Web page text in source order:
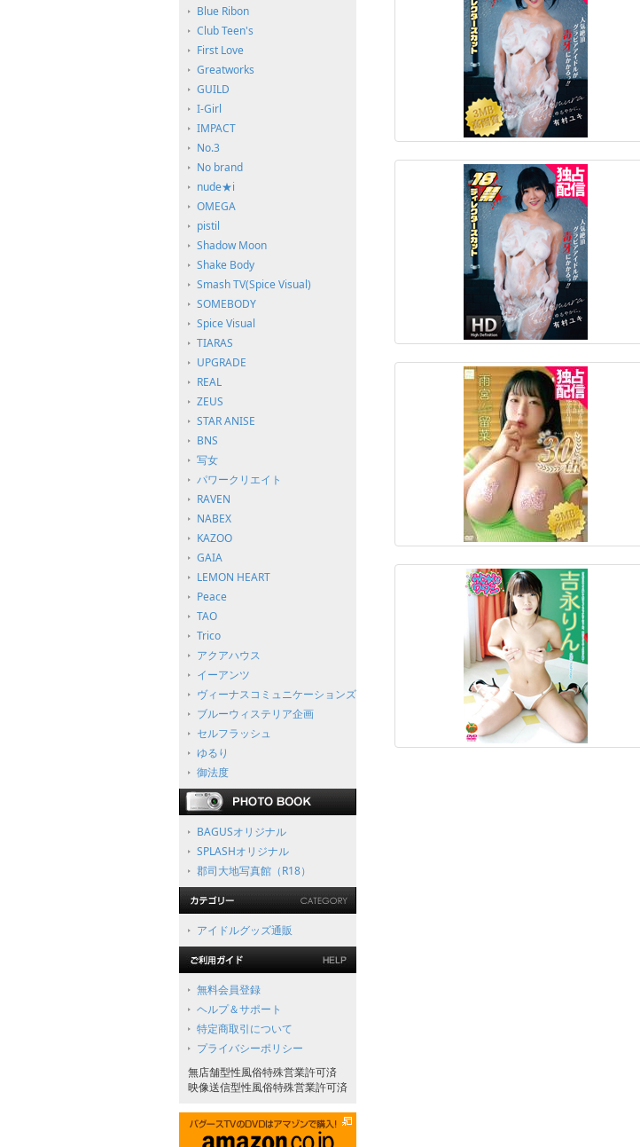
Blue Ribon
Club Teen's
First Love
Greatworks
GUILD
I-Girl
IMPACT
No.3
No brand
nude★i
OMEGA
pistil
Shadow Moon
Shake Body
Smash TV(Spice Visual)
SOMEBODY
Spice Visual
TIARAS
UPGRADE
REAL
ZEUS
STAR ANISE
BNS
写女
パワークリエイト
RAVEN
NABEX
KAZOO
GAIA
LEMON HEART
Peace
TAO
Trico
アクアハウス
イーアンツ
ヴィーナスコミュニケーションズ
ブルーウィステリア企画
セルフラッシュ
ゆるり
御法度
BAGUSオリジナル
SPLASHオリジナル
郡司大地写真館（R18）
アイドルグッズ通販
無料会員登録
ヘルプ＆サポート
特定商取引について
プライバシーポリシー
無店舗型性風俗特殊営業許可済
映像送信型性風俗特殊営業許可済